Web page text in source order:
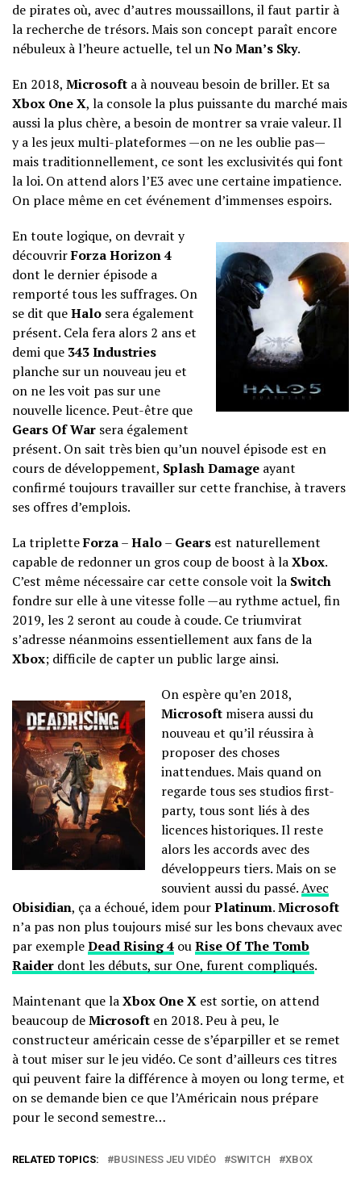
de pirates où, avec d’autres moussaillons, il faut partir à
la recherche de trésors. Mais son concept paraît encore
nébuleux à l’heure actuelle, tel unNo Man’s Sky.
En 2018, Microsoft a à nouveau besoin de briller. Et sa
Xbox One X, la console la plus puissante du marché mais
aussi la plus chère, a besoin de montrer sa vraie valeur. Il
y a les jeux multi-plateformes —on ne les oublie pas—
mais traditionnellement, ce sont les exclusivités qui font
la loi. On attend alors l’E3 avec une certaine impatience.
On place même en cet événement d’immenses espoirs.
En toute logique, on devrait y
découvrirForza Horizon 4
dont le dernier épisode a
remporté tous les suffrages. On
se dit queHalo sera également
présent. Cela fera alors 2 ans et
demi que 343 Industries
planche sur un nouveau jeu et
on ne les voit pas sur une
nouvelle licence. Peut-être que
Gears Of War sera également
présent. On sait très bien qu’un nouvel épisode est en
cours de développement, Splash Damage ayant
confirmé toujours travailler sur cette franchise, à travers
ses offres d’emplois.
La tripletteForza–Halo– Gears est naturellement
capable de redonner un gros coup de boost à laXbox.
C’est même nécessaire car cette console voit la Switch
fondre sur elle à une vitesse folle —au rythme actuel, fin
2019, les 2 seront au coude à coude. Ce triumvirat
s’adresse néanmoins essentiellement aux fans de la
Xbox; difficile de capter un public large ainsi.
On espère qu’en 2018,
Microsoft misera aussi du
nouveau et qu’il réussira à
proposer des choses
inattendues. Mais quand on
regarde tous ses studios first-
party, tous sont liés à des
licences historiques. Il reste
alors les accords avec des
développeurs tiers. Mais on se
souvient aussi du passé.Avec
Obisidian, ça a échoué, idem pourPlatinum.Microsoft
n’a pas non plus toujours misé sur les bons chevaux avec
par exempleDead Rising 4 ouRise Of The Tomb
Raider dont les débuts, sur One, furent compliqués.
Maintenant que laXbox One X est sortie, on attend
beaucoup deMicrosoft en 2018. Peu à peu, le
constructeur américain cesse de s’éparpiller et se remet
à tout miser sur le jeu vidéo. Ce sont d’ailleurs ces titres
qui peuvent faire la différence à moyen ou long terme, et
on se demande bien ce que l’Américain nous prépare
pour le second semestre…
RELATED TOPICS: BUSINESS JEU VIDÉO SWITCH XBOX